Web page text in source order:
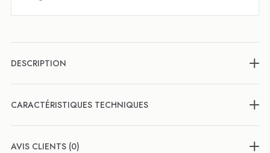
DESCRIPTION
CARACTÉRISTIQUES TECHNIQUES
AVIS CLIENTS (0)